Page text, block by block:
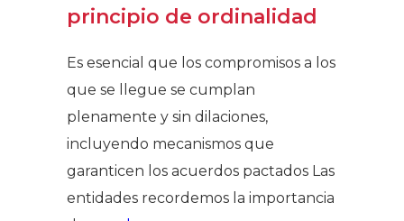
principio de ordinalidad
Es esencial que los compromisos a los
que se llegue se cumplan
plenamente y sin dilaciones,
incluyendo mecanismos que
garanticen los acuerdos pactados Las
entidades recordemos la importancia